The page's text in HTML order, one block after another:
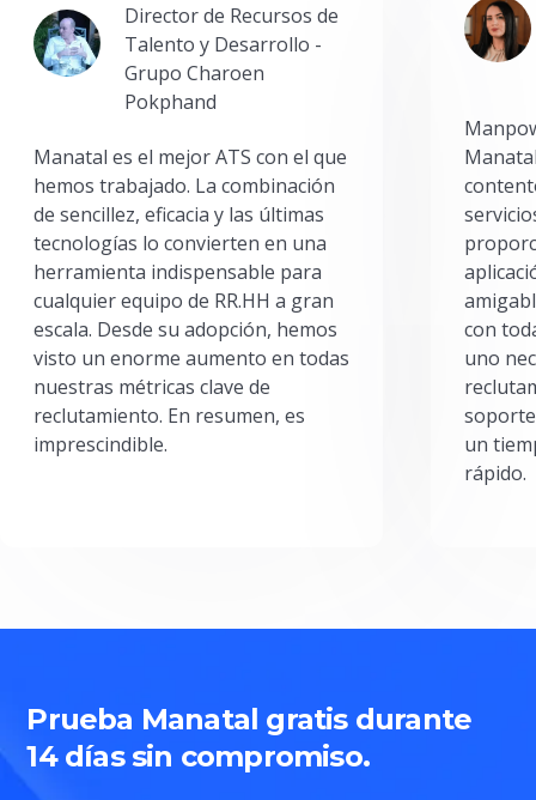
Director de Recursos de
Talento y Desarrollo -
Grupo Charoen
Pokphand
Manatal es el mejor ATS con el que
hemos trabajado. La combinación
de sencillez, eficacia y las últimas
tecnologías lo convierten en una
herramienta indispensable para
cualquier equipo de RR.HH a gran
escala. Desde su adopción, hemos
visto un enorme aumento en todas
nuestras métricas clave de
reclutamiento. En resumen, es
imprescindible.
con
uno
un
rápido.
Prueba Manatal gratis durante
14 días sin compromiso.